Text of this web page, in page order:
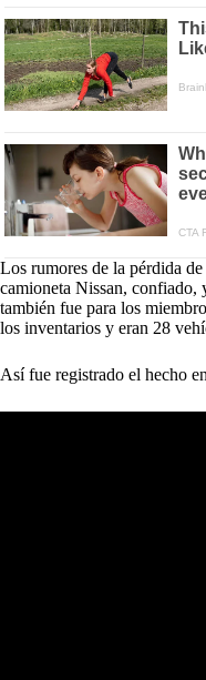
Los rumores de la pérdida
camioneta Nissan, confiado,
también fue para los
los inventarios y eran 28
Así fue registrado el hecho